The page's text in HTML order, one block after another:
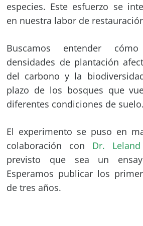
especies. Este esfuerzo se
en nuestra labor de
Buscamos entender
densidades de plantación
del carbono y la
plazo de los bosques que
diferentes condiciones de suelo.
El experimento se puso en
colaboración con Dr.
previsto que sea un
Esperamos publicar los
de tres años.